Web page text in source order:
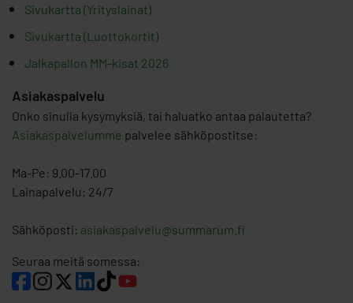
Sivukartta (Yrityslainat)
Sivukartta (Luottokortit)
Jalkapallon MM-kisat 2026
Asiakaspalvelu
Onko sinulla kysymyksiä, tai haluatko antaa palautetta?
Asiakaspalvelumme palvelee sähköpostitse:
Ma-Pe: 9.00-17.00
Lainapalvelu: 24/7
Sähköposti: asiakaspalvelu@summarum.fi
Seuraa meitä somessa: